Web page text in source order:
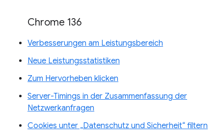
Chrome 136
Verbesserungen am Leistungsbereich
Neue Leistungsstatistiken
Zum Hervorheben klicken
Server-Timings in der Zusammenfassung der
Netzwerkanfragen
Cookies unter „Datenschutz und Sicherheit“ filtern